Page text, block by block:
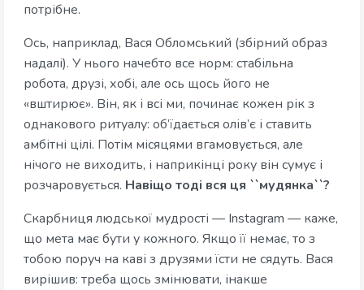
потрібне.
Ось, наприклад, Вася Обломський (збірний образ
надалі). У нього начебто все норм: стабільна
робота, друзі, хобі, але ось щось його не
«вштирює». Він, як і всі ми, починає кожен рік з
однакового ритуалу: об’їдається олів’є і ставить
амбітні цілі. Потім місяцями вгамовується, але
нічого не виходить, і наприкінці року він сумує і
розчаровується. Навіщо тоді вся ця ``мудянка``?
Скарбниця людської мудрості — Instagram — каже,
що мета має бути у кожного. Якщо її немає, то з
тобою поруч на каві з друзями їсти не сядуть. Вася
вирішив: треба щось змінювати, інакше